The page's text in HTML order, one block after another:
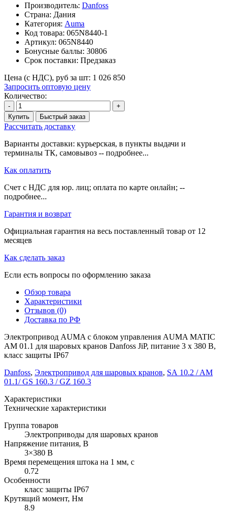
Производитель: Danfoss
Страна: Дания
Категория: Auma
Код товара: 065N8440-1
Артикул: 065N8440
Бонусные баллы: 30806
Срок поставки: Предзаказ
Цена (с НДС), руб за шт: 1 026 850
Запросить оптовую цену
Количество:
-
+
Купить
Быстрый заказ
Рассчитать доставку
Варианты доставки: курьерская, в пункты выдачи и
терминалы ТК, самовывоз -- подробнее...
Как оплатить
Счет с НДС для юр. лиц; оплата по карте онлайн; --
подробнее...
Гарантия и возврат
Официальная гарантия на весь поставленный товар от 12
месяцев
Как сделать заказ
Если есть вопросы по оформлению заказа
Обзор товара
Характеристики
Отзывов (0)
Доставка по РФ
Электропривод AUMA с блоком управления AUMA MATIC
AM 01.1 для шаровых кранов Danfoss JiP, питание 3 x 380 В,
класс защиты IP67
Danfoss, Электропривод для шаровых кранов, SA 10.2 / AM
01.1/ GS 160.3 / GZ 160.3
Характеристики
Технические характеристики
Группа товаров
Электроприводы для шаровых кранов
Напряжение питания, В
3×380 В
Время перемещения штока на 1 мм, с
0.72
Особенности
класс защиты IP67
Крутящий момент, Нм
8.9